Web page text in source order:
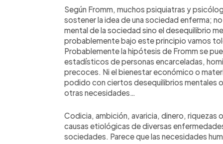
Según Fromm, muchos psiquiatras y
sostener la idea de una sociedad enferma;
mental de la sociedad sino el desequilibrio
probablemente bajo este principio vamos
Probablemente la hipótesis de Fromm se
estadísticos de personas encarceladas,
precoces. Ni el bienestar económico o
podido con ciertos desequilibrios mentales
otras necesidades…
Codicia, ambición, avaricia, dinero, riquezas
causas etiológicas de diversas
sociedades. Parece que las necesidades